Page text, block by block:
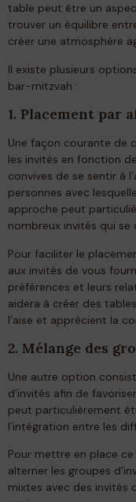
table peut être un
trouver un équilibre
créer une atmosphère
Il existe plusieurs
bar-mitzvah :
1. Placement par
Une façon courante de
les invités en fonction
convives de se sentir à
personnes avec
approche peut
nombreux invités qui se
Pour faciliter le
aux invités de vous
préférences et leurs
aidera à créer des
l’aise et apprécient la
2. Mélange des
Une autre option
d’invités afin de
peut particulièrement
l’intégration entre les
Pour mettre en place
alterner les groupes
mixtes avec des invités